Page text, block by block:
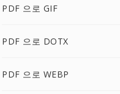
PDF 으로 GIF
PDF 으로 DOTX
PDF 으로 WEBP